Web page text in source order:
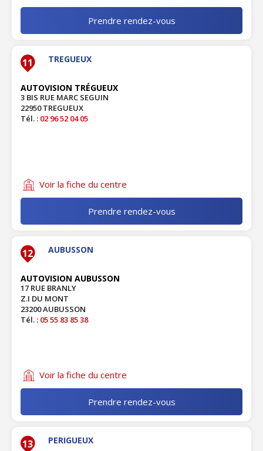
Prendre rendez-vous
11 TREGUEUX
AUTOVISION TRÉGUEUX
3 BIS RUE MARC SEGUIN
22950 TREGUEUX
Tél. : 02 96 52 04 05
Voir la fiche du centre
Prendre rendez-vous
12 AUBUSSON
AUTOVISION AUBUSSON
17 RUE BRANLY
Z.I DU MONT
23200 AUBUSSON
Tél. : 05 55 83 85 38
Voir la fiche du centre
Prendre rendez-vous
13 PERIGUEUX